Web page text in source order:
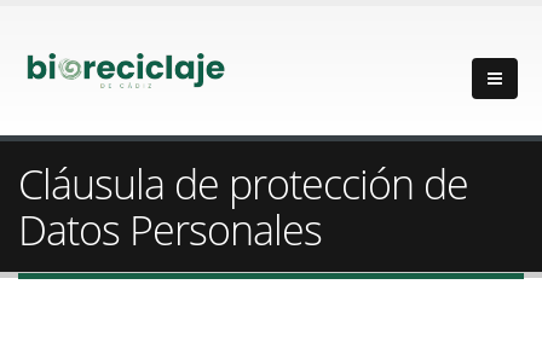
Cláusula de protección de
Datos Personales